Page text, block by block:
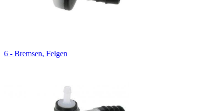
6 - Bremsen, Felgen